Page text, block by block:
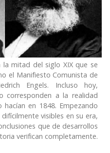
mitad del siglo XIX que se
el Manifiesto Comunista de
Engels. Incluso hoy,
corresponden a la realidad
en 1848. Empezando
visibles en su era,
que de desarrollos
verifican completamente.